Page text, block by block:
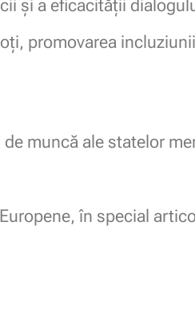
și a eficacității
promovarea
muncă ale statelor
în special